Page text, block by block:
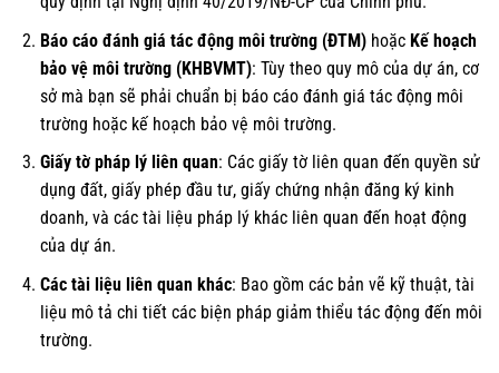
Báo cáo đánh giá tác động môi trường (ĐTM)hoặc Kế hoạch
bảo vệ môi trường (KHBVMT): Tùy theo quy mô của dự án, cơ
sở mà bạn sẽ phải chuẩn bị báo cáo đánh giá tác động môi
trường hoặc kế hoạch bảo vệ môi trường.
Giấy tờ pháp lý liên quan: Các giấy tờ liên quan đến quyền sử
dụng đất, giấy phép đầu tư, giấy chứng nhận đăng ký kinh
doanh, và các tài liệu pháp lý khác liên quan đến hoạt động
của dự án.
Các tài liệu liên quan khác: Bao gồm các bản vẽ kỹ thuật, tài
liệu mô tả chi tiết các biện pháp giảm thiểu tác động đến môi
trường.